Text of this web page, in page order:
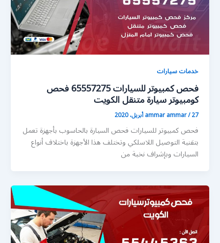
خدمات سيارات
فحص كمبيوتر للسيارات 65557275 فحص
كومبيوتر سيارة متنقل الكويت
ammar ammar/27 أبريل، 2020
فحص كمبيوتر للسيارات فحص السيارة بالحاسوب بأجهزة تعمل
بتقنية التوصيل اللاسلكي وتختلف هذا الأجهزة باختلاف أنواع
السيارات وبإشراف نخبة من